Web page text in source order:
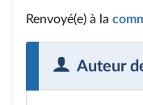
Renvoyé(e) à la
Auteur